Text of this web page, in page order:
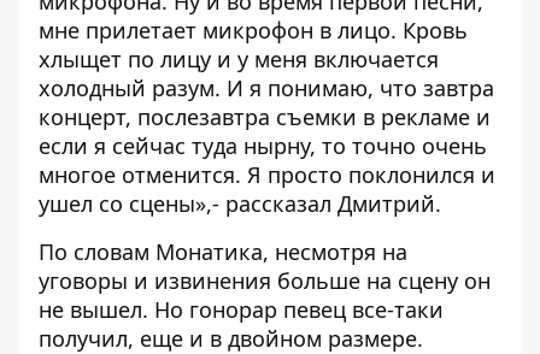
мне прилетает микрофон в лицо. Кровь
хлыщет по лицу и у меня включается
холодный разум. И я понимаю, что завтра
концерт, послезавтра съемки в рекламе и
если я сейчас туда нырну, то точно очень
многое отменится. Я просто поклонился и
ушел со сцены»,- рассказал Дмитрий.
По словам Монатика, несмотря на
уговоры и извинения больше на сцену он
не вышел. Но гонорар певец все-таки
получил, еще и в двойном размере.